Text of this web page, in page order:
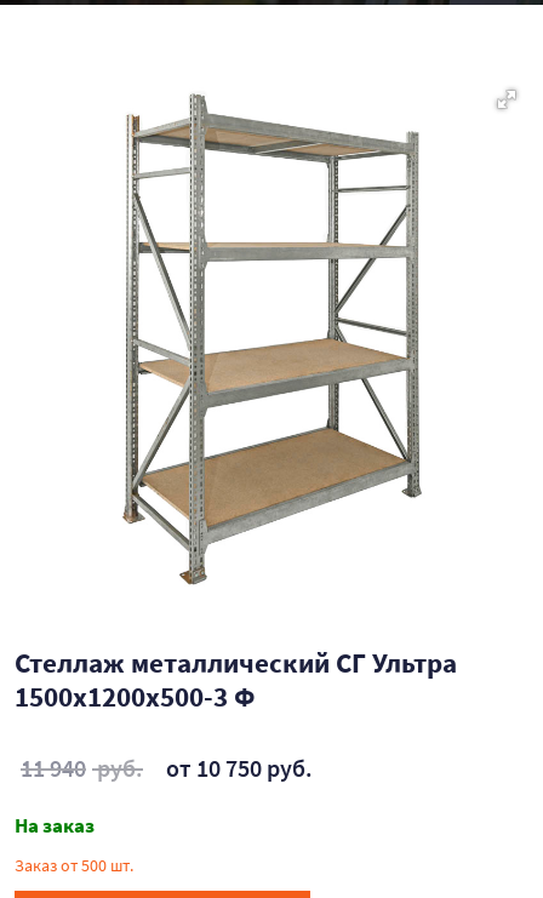
Стеллаж металлический СГ Ультра
1500x1200x500-3 Ф
11 940 руб. от 10 750 руб.
На заказ
Заказ от 500 шт.